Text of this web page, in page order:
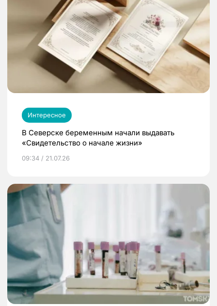
Интересное
В Северске беременным начали выдавать
«Свидетельство о начале жизни»
09:34 / 21.07.26